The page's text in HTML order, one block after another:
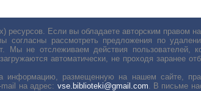
ресурсов. Если вы обладаете авторским правом
рассмотреть предложения по
Мы не отслеживаем действия пользователей,
автоматически, не проходя заранее
размещенную на нашем сайте,
на адрес: vse.biblioteki@gmail.com . В письме